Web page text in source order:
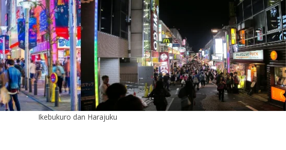
Ikebukuro dan Harajuku